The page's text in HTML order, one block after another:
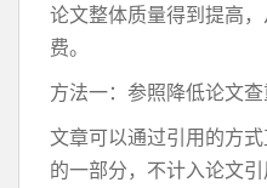
论文整体质量得到提高
费。
方法一：参照降低论文查
文章可以通过引用的方
的一部分，不计入论文